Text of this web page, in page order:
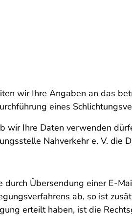
wir Ihre Angaben an das
eines
Ihre Daten verwenden
Nahverkehr e. V. die
Übersendung einer E-
ab, so ist
erteilt haben, ist die